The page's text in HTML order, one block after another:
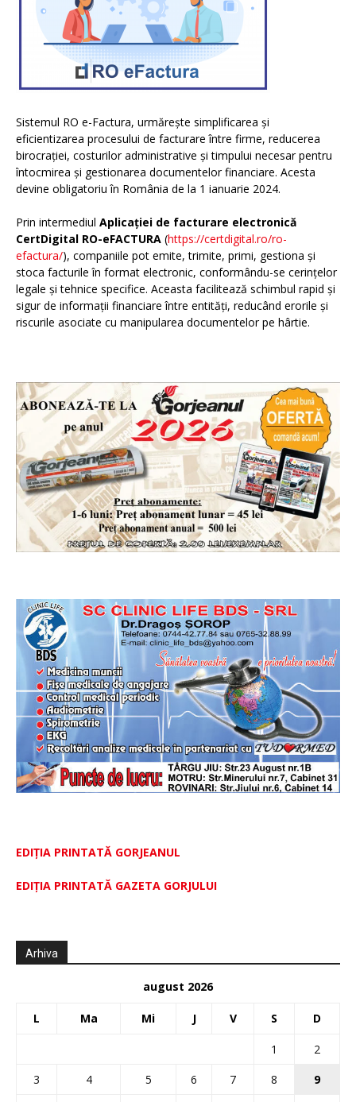
Sistemul RO e-Factura, urmărește simplificarea și
eficientizarea procesului de facturare între firme, reducerea
birocrației, costurilor administrative și timpului necesar pentru
întocmirea și gestionarea documentelor financiare. Acesta
devine obligatoriu în România de la 1 ianuarie 2024.
Prin intermediul Aplicației de facturare electronică
CertDigital RO-eFACTURA (https://certdigital.ro/ro-
efactura/), companiile pot emite, trimite, primi, gestiona și
stoca facturile în format electronic, conformându-se cerințelor
legale și tehnice specifice. Aceasta facilitează schimbul rapid și
sigur de informații financiare între entități, reducând erorile și
riscurile asociate cu manipularea documentelor pe hârtie.
EDIȚIA PRINTATĂ GORJEANUL
EDIŢIA PRINTATĂ GAZETA GORJULUI
Arhiva
august 2026
L Ma Mi J V S D
1
2
3
4 5 6 7 8 9